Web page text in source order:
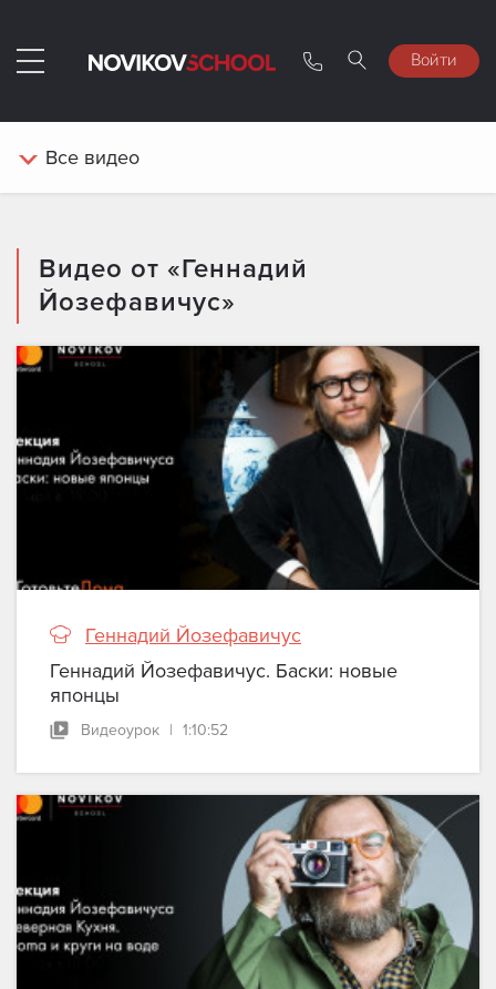
Войти
Все видео
Видео от «Геннадий
Йозефавичус»
Геннадий Йозефавичус
Геннадий Йозефавичус. Баски: новые
японцы
Видеоурок | 1:10:52